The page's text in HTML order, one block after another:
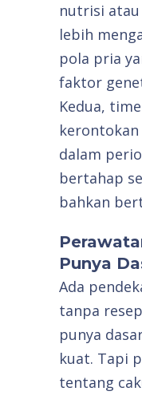
nutrisi
lebih
pola pria
faktor
Kedua,
dalam
bertahap
bahkan
Punya
Ada
tanpa
punya
kuat. Tapi
tentang